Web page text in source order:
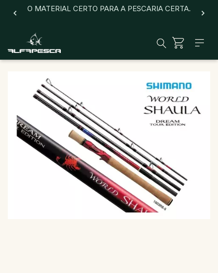
O MATERIAL CERTO PARA A PESCARIA CERTA.